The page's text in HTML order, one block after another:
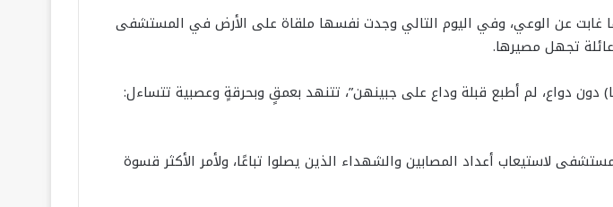
غابت عن الوعي، وفي اليوم التالي وجدت نفسها ملقاة على الأرض في المستشفى
تجهل مصيرها.
من عيني رجا وهي تواصل: “استشهدت نغم (20 عامًا) وسعاد (12 عامًا) دون دواع، لم أطبع قبلة وداع على جبينهن”، تتنهد بعمقٍ وبحرقةٍ وعصبية تتساءل:
لاستيعاب أعداد المصابين والشهداء الذين يصلوا تباعًا، ولأمر الأكثر قسوة